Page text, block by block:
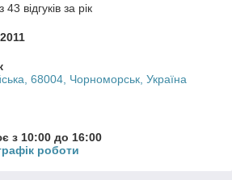
відгуків за рік
68004, Чорноморськ, Україна
з 10:00 до 16:00
роботи